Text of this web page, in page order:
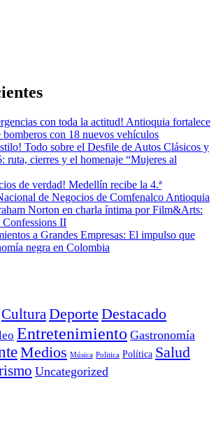
con toda la actitud! Antioquia fortalece
bomberos con 18 nuevos vehículos
Todo sobre el Desfile de Autos Clásicos y
ruta, cierres y el homenaje “Mujeres al
de verdad! Medellín recibe la 4.ª
de Negocios de Comfenalco Antioquia
Norton en charla íntima por Film&Arts:
Confessions II
a Grandes Empresas: El impulso que
negra en Colombia
CulturaDeporte Destacado
Entretenimiento Gastronomía
Medios Música Politica Política Salud
Uncategorized